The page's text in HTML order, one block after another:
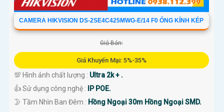
CAMERA HIKVISION DS-2SE4C425MWG-E/14 F0 ỐNG KÍNH KÉP
Giá Bán:
Giá Khuyến Mại: 5%-35%
💯 Hình ảnh chất lượng : Ultra 2k + .
👍 Sử dụng công nghệ : IP POE.
🌛 Tầm Nhìn Ban Đêm : Hồng Ngoại 30m Hồng Ngoại SMD.